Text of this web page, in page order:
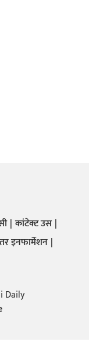
कांटेक्ट उस
इनफार्मेशन
Daily